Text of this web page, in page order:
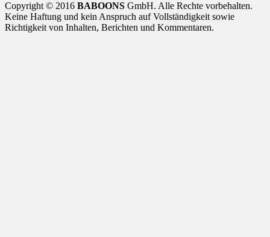
Copyright © 2016 BABOONS GmbH. Alle Rechte vorbehalten.
Keine Haftung und kein Anspruch auf Vollständigkeit sowie
Richtigkeit von Inhalten, Berichten und Kommentaren.